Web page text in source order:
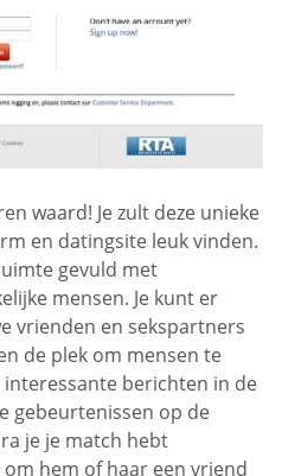
waard! Je zult deze unieke
en datingsite leuk vinden.
gevuld met
mensen. Je kunt er
vrienden en sekspartners
de plek om mensen te
berichten in de
gebeurtenissen op de
je je match hebt
hem of haar een vriend